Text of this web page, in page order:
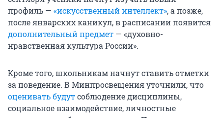
профиль — «искусственный интеллект», а позже,
после январских каникул, в расписании появится
дополнительный предмет — «духовно-
нравственная культура России».
Кроме того, школьникам начнут ставить отметки
за поведение. В Минпросвещения уточнили, что
оценивать будутсоблюдение дисциплины,
социальное взаимодействие, личностные